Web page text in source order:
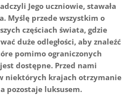
Jego uczniowie, stawała
Myślę przede wszystkim o
częściach świata, gdzie
duże odległości, aby znaleźć
pomimo ograniczonych
dostępne. Przed nami
niektórych krajach otrzymanie
pozostaje luksusem.